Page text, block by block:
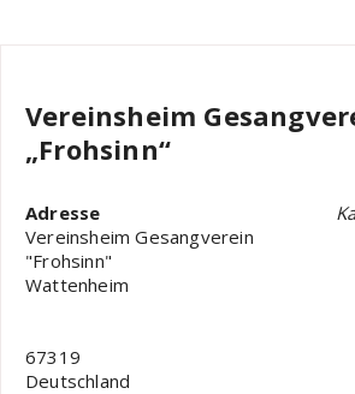
Vereinsheim
„Frohsinn“
Adresse
Vereinsheim Gesangverein
"Frohsinn"
Wattenheim
67319
Deutschland